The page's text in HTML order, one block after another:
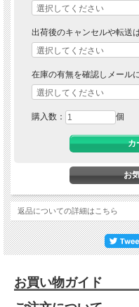
出荷後のキャンセルや転送
在庫の有無を確認しメール
購入数： 個
返品についての詳細はこちら
お買い物ガイド